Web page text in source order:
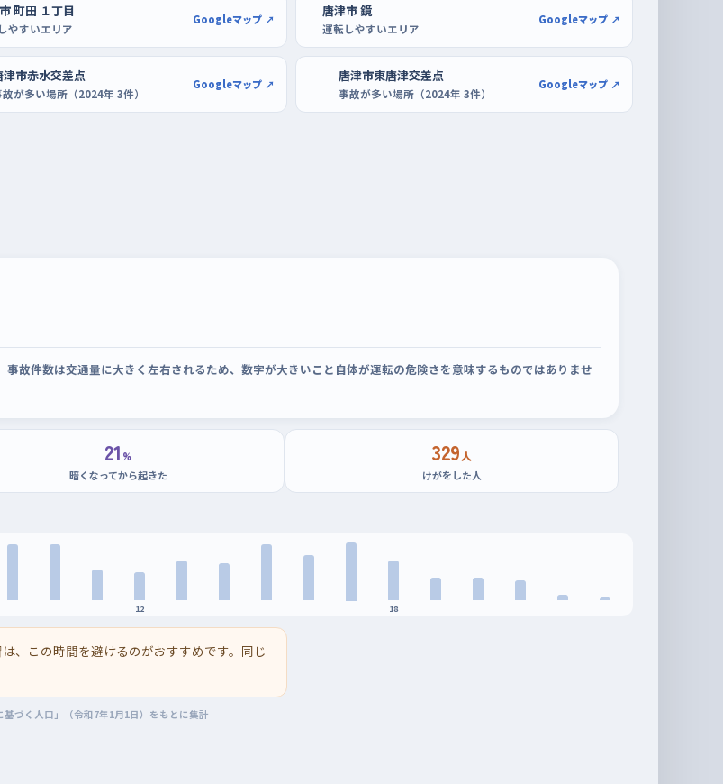
多くなりやすいので、火曜
区画の線もはっきりしてい
で慣れたいときはKARAEの
いくときの合流の練習が一
町田 １丁目
やすいエリア
Googleマップ ↗ 唐津市 鏡
運転しやすいエリア
Googleマップ ↗
津市赤水交差点
故が多い場所（2024年 3件）
Googleマップ ↗ 唐津市東唐津交差点
事故が多い場所（2024年 3件）
Googleマップ ↗
事故件数は交通量に大きく左右されるため、数字が大きいこと自体が運転の危険さを意味するものではありませ
21 %
暗くなってから起きた
329人
けがをした人
12 18
、この時間を避けるのがおすすめです。同じ
づく人口」（令和7年1月1日）をもとに集計